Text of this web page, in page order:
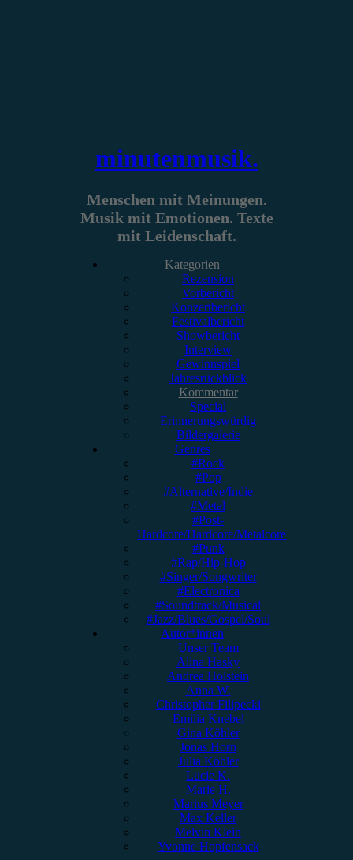
minutenmusik.
Menschen mit Meinungen.
Musik mit Emotionen. Texte
mit Leidenschaft.
Kategorien
Rezension
Vorbericht
Konzertbericht
Festivalbericht
Showbericht
Interview
Gewinnspiel
Jahresrückblick
Kommentar
Special
Erinnerungswürdig
Bildergalerie
Genres
#Rock
#Pop
#Alternative/Indie
#Metal
#Post-
Hardcore/Hardcore/Metalcore
#Punk
#Rap/Hip-Hop
#Singer/Songwriter
#Electronica
#Soundtrack/Musical
#Jazz/Blues/Gospel/Soul
Autor*innen
Unser Team
Alina Hasky
Andrea Holstein
Anna W.
Christopher Filipecki
Emilia Knebel
Gina Köhler
Jonas Horn
Julia Köhler
Lucie K.
Marie H.
Marius Meyer
Max Keller
Melvin Klein
Yvonne Hopfensack